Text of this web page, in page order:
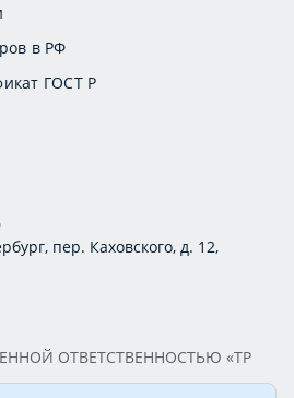
в РФ
ГОСТ Р
пер. Каховского, д. 12,
ОТВЕТСТВЕННОСТЬЮ «ТР